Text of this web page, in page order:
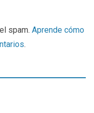
spam. Aprende cómo
.